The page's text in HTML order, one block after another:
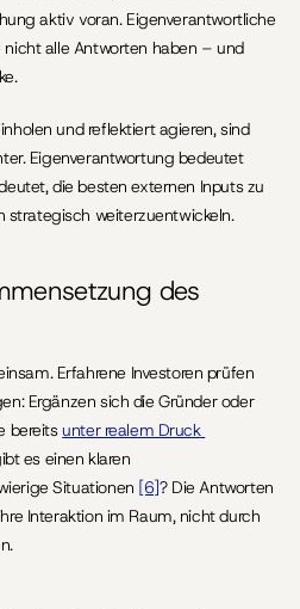
aktiv voran. Eigenverantwortliche
nicht alle Antworten haben – und
und reflektiert agieren, sind
Eigenverantwortung bedeutet
die besten externen Inputs zu
strategisch weiterzuentwickeln.
des
Erfahrene Investoren prüfen
Ergänzen sich die Gründer oder
bereits unter realem Druck
es einen klaren
Situationen [6]? Die Antworten
Interaktion im Raum, nicht durch